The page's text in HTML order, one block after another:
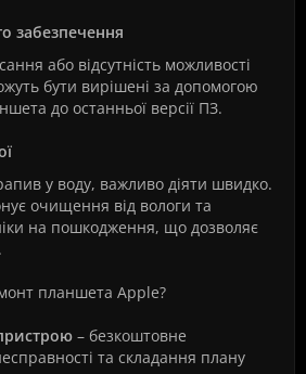
забезпечення
або відсутність можливості
бути вирішені за допомогою
до останньої версії ПЗ.
у воду, важливо діяти швидко.
очищення від вологи та
на пошкодження, що дозволяє
планшета Apple?
– безкоштовне
та складання плану